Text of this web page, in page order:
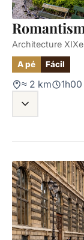
Architecture
A pé Fácil
≈ 2 km 1h00